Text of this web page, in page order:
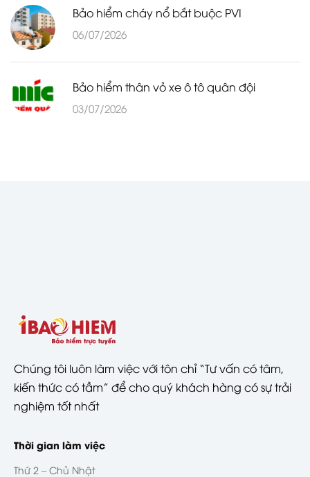
Bảo hiểm cháy nổ bắt buộc PVI
06/07/2026
Bảo hiểm thân vỏ xe ô tô quân đội
03/07/2026
Chúng tôi luôn làm việc với tôn chỉ “Tư vấn có tâm,
kiến thức có tầm” để cho quý khách hàng có sự trải
nghiệm tốt nhất
Thời gian làm việc
Thứ 2 – Chủ Nhật